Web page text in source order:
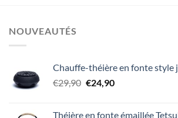
NOUVEAUTÉS
Chauffe-théière en fonte style
€29,90 Le
€24,90Le
Théière en fonte émaillée